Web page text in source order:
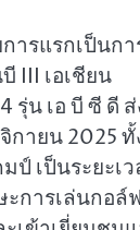
ารแรกเป็นกา
III เอเชียน
น เอ บี ซี ดี ส่
กายน 2025
เป็นระยะเว
ะการเล่นกอล์ฟ